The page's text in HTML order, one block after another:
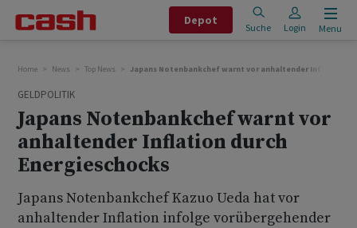
Depot
Suche Login Menu
Home News Top News Japans Notenbankchef warnt vor anhaltender Inflation
GELDPOLITIK
Japans Notenbankchef warnt vor
anhaltender Inflation durch
Energieschocks
Japans Notenbankchef Kazuo Ueda hat vor
anhaltender ‌Inflation ⁠infolge vorübergehender